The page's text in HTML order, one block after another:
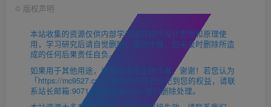
© 版权声明
本站收集的资源仅供内部学习研究软件设计思想和原理使
用，学习研究后请自觉删除，请勿传播，因未及时删除所造
成的任何后果责任自负。
如果用于其他用途，请购买正版支持作者，谢谢！若您认为
「https://mc9527.cn/」发布的内容若侵犯到您的权益，请联
系站长邮箱:907146180@qq.com 进行删除处理。